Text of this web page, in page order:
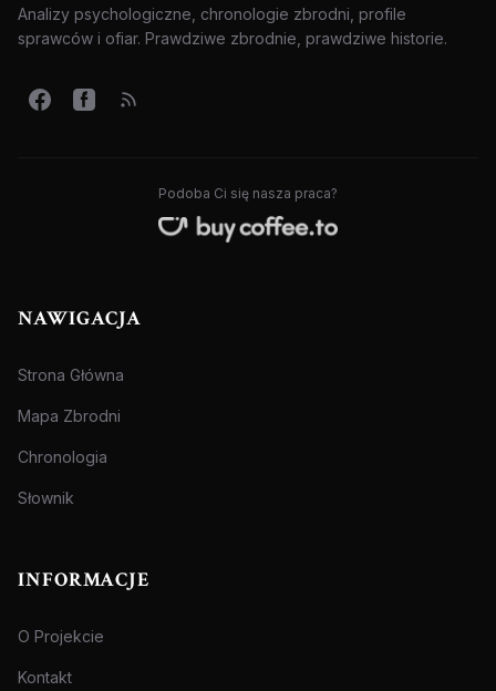
Analizy psychologiczne, chronologie zbrodni, profile
sprawców i ofiar. Prawdziwe zbrodnie, prawdziwe historie.
Podoba Ci się nasza praca?
NAWIGACJA
Strona Główna
Mapa Zbrodni
Chronologia
Słownik
INFORMACJE
O Projekcie
Kontakt